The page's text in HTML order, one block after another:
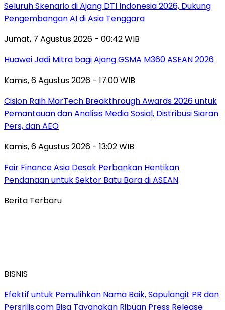
Seluruh Skenario di Ajang DTI Indonesia 2026, Dukung
Pengembangan AI di Asia Tenggara
Jumat, 7 Agustus 2026 - 00:42 WIB
Huawei Jadi Mitra bagi Ajang GSMA M360 ASEAN 2026
Kamis, 6 Agustus 2026 - 17:00 WIB
Cision Raih MarTech Breakthrough Awards 2026 untuk
Pemantauan dan Analisis Media Sosial, Distribusi Siaran
Pers, dan AEO
Kamis, 6 Agustus 2026 - 13:02 WIB
Fair Finance Asia Desak Perbankan Hentikan
Pendanaan untuk Sektor Batu Bara di ASEAN
Berita Terbaru
BISNIS
Efektif untuk Pemulihkan Nama Baik, Sapulangit PR dan
Persrilis.com Bisa Tayangkan Ribuan Press Release